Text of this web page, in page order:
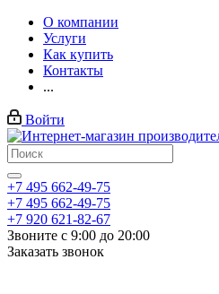
О компании
Услуги
Как купить
Контакты
...
Войти
+7 495 662-49-75
+7 495 662-49-75
+7 920 621-82-67
Звоните с 9:00 до 20:00
Заказать звонок